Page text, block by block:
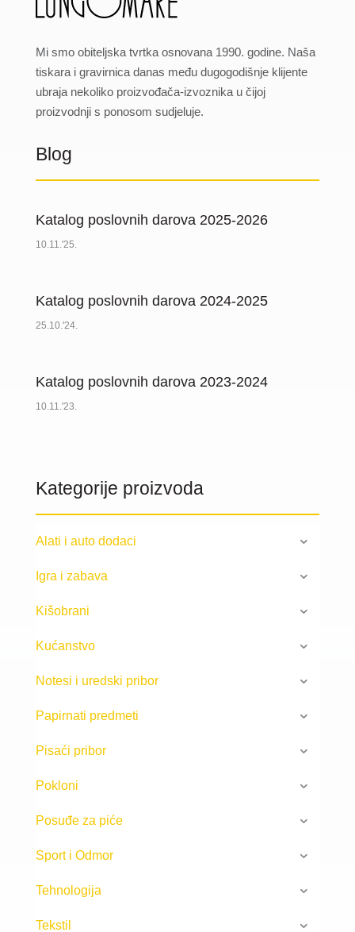
Mi smo obiteljska tvrtka osnovana 1990. godine. Naša
tiskara i gravirnica danas među dugogodišnje klijente
ubraja nekoliko proizvođača-izvoznika u čijoj
proizvodnji s ponosom sudjeluje.
Blog
Katalog poslovnih darova 2025-2026
10.11.'25.
Katalog poslovnih darova 2024-2025
25.10.'24.
Katalog poslovnih darova 2023-2024
10.11.'23.
Kategorije proizvoda
Alati i auto dodaci
Igra i zabava
Kišobrani
Kućanstvo
Notesi i uredski pribor
Papirnati predmeti
Pisaći pribor
Pokloni
Posuđe za piće
Sport i Odmor
Tehnologija
Tekstil